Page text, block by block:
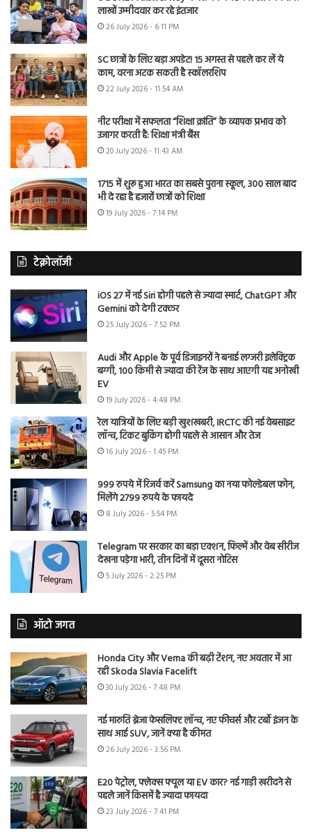
लाखों उम्मीदवार कर रहे इंतजार
26 July 2026 - 6:11 PM
SC छात्रों के लिए बड़ा अपडेट! 15 अगस्त से पहले कर लें ये
काम, वरना अटक सकती है स्कॉलरशिप
22 July 2026 - 11:54 AM
नीट परीक्षा में सफलता “शिक्षा क्रांति” के व्यापक प्रभाव को
उजागर करती है: शिक्षा मंत्री बैंस
20 July 2026 - 11:43 AM
1715 में शुरू हुआ भारत का सबसे पुराना स्कूल, 300 साल बाद
भी दे रहा है हजारों छात्रों को शिक्षा
19 July 2026 - 7:14 PM
टेक्नोलॉजी
iOS 27 में नई Siri होगी पहले से ज्यादा स्मार्ट, ChatGPT और
Gemini को देगी टक्कर
25 July 2026 - 7:52 PM
Audi और Apple के पूर्व डिजाइनरों ने बनाई लग्जरी इलेक्ट्रिक
बग्गी, 100 किमी से ज्यादा की रेंज के साथ आएगी यह अनोखी
EV
19 July 2026 - 4:48 PM
रेल यात्रियों के लिए बड़ी खुशखबरी, IRCTC की नई वेबसाइट
लॉन्च, टिकट बुकिंग होगी पहले से आसान और तेज
16 July 2026 - 1:45 PM
999 रुपये में रिजर्व करें Samsung का नया फोल्डेबल फोन,
मिलेंगे 2799 रुपये के फायदे
8 July 2026 - 5:54 PM
Telegram पर सरकार का बड़ा एक्शन, फिल्में और वेब सीरीज
देखना पड़ेगा भारी, तीन दिनों में दूसरा नोटिस
5 July 2026 - 2:25 PM
ऑटो जगत
Honda City और Verna की बढ़ी टेंशन, नए अवतार में आ
रही Skoda Slavia Facelift
30 July 2026 - 7:48 PM
नई मारुति ब्रेजा फेसलिफ्ट लॉन्च, नए फीचर्स और टर्बो इंजन के
साथ आई SUV, जानें क्या है कीमत
26 July 2026 - 3:56 PM
E20 पेट्रोल, फ्लेक्स फ्यूल या EV कार? नई गाड़ी खरीदने से
पहले जानें किसमें है ज्यादा फायदा
23 July 2026 - 7:41 PM